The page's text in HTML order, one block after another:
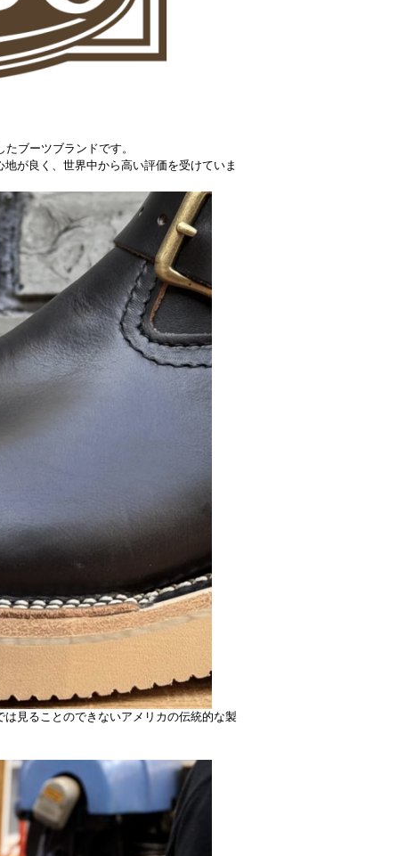
たブーツブランドです。
が良く、世界中から高い評価を受けていま
見ることのできないアメリカの伝統的な製